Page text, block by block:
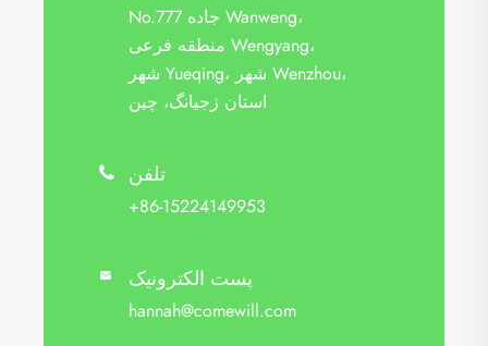
No.777 جاده Wanweng،
منطقه فرعی Wengyang،
شهر Yueqing، شهر Wenzhou،
استان ژجیانگ، چین
 تلفن
+86-15224149953
 پست الکترونیک
hannah@comewill.com